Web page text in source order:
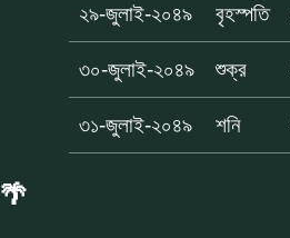
২৯-জুলাই-২০৪৯ বৃহস্পতি
৩০-জুলাই-২০৪৯ শুক্র
৩১-জুলাই-২০৪৯ শনি
🌴